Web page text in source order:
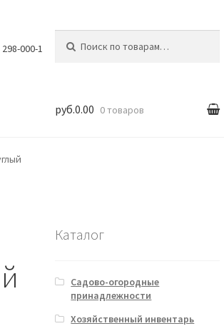
000-1
руб.0.00 0 товаров
Каталог
Садово-огородные
принадлежности
Хозяйственный инвентарь